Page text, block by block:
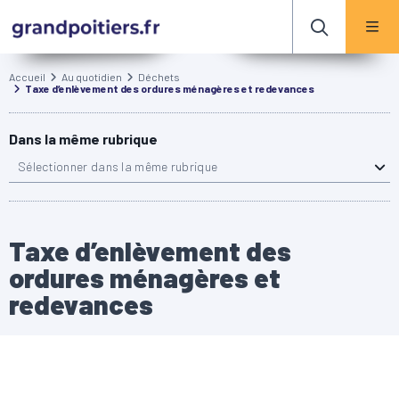
Accueil Au quotidien
Déchets
Taxe d’enlèvement des ordures ménagères et redevances
Dans la même rubrique
Sélectionner dans la même rubrique
Taxe d’enlèvement des
ordures ménagères et
redevances